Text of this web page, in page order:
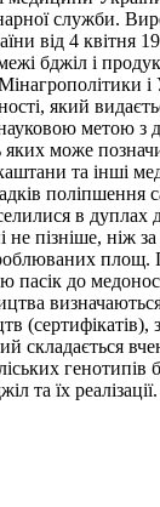
служби.
від 4 квітня
бджіл і
і
який
метою з
може
та інші
поліпшення
в дуплах
пізніше, ніж
пасік до
складається
та їх